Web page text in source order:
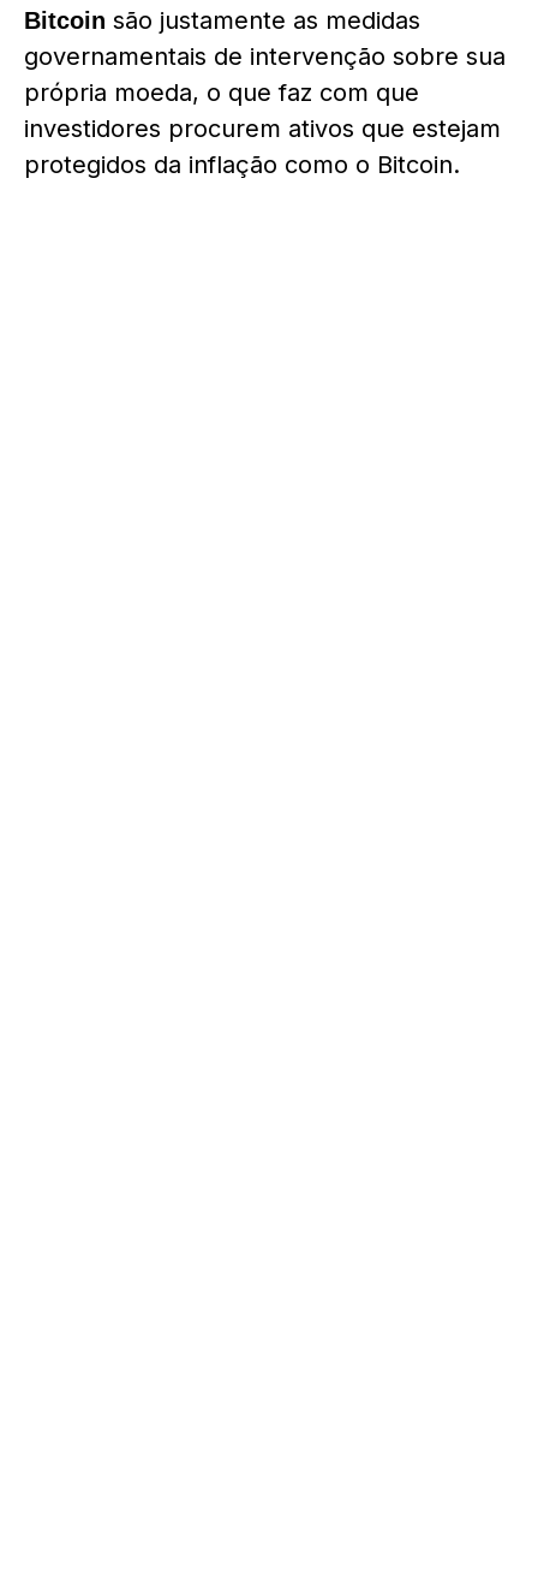
Bitcoin são justamente as medidas
governamentais de intervenção sobre sua
própria moeda, o que faz com que
investidores procurem ativos que estejam
protegidos da inflação como o Bitcoin.